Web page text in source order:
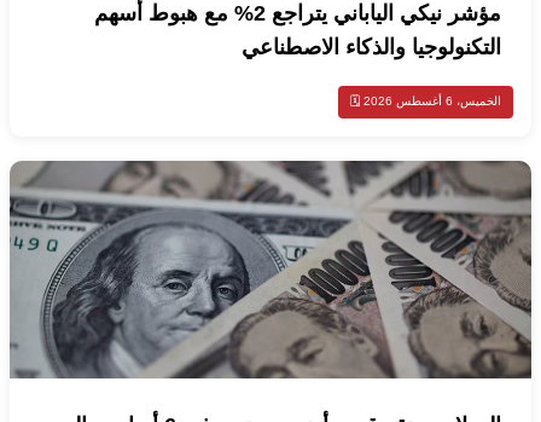
مؤشر نيكي الياباني يتراجع 2% مع هبوط أسهم
التكنولوجيا والذكاء الاصطناعي
الخميس، 6 أغسطس 2026 🗓️